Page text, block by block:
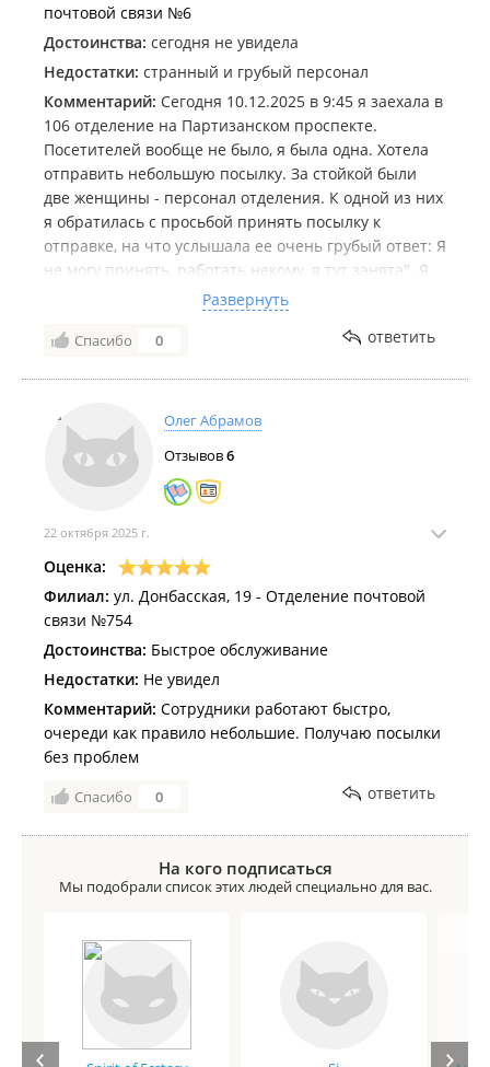
почтовой связи №6
Достоинства: сегодня не увидела
Недостатки: странный и грубый персонал
Комментарий: Сегодня 10.12.2025 в 9:45 я заехала в
106 отделение на Партизанском проспекте.
Посетителей вообще не было, я была одна. Хотела
отправить небольшую посылку. За стойкой были
две женщины - персонал отделения. К одной из них
я обратилась с просьбой принять посылку к
отправке, на что услышала ее очень грубый ответ: Я
не могу принять, работать некому, я тут занята". Я
спросила а когда можно отправить? Получила ответ:
"Я не знаю, когда будет персонал, тогда и
отправите, у нас работать некому". Я попросила
делают одолжение. Пожелание персоналу: Будьте
добрее, пожалуйста!
Развернуть
Спасибо 0 ответить
Олег Абрамов
Отзывов6
22 октября 2025 г.
Оценка:
Филиал: ул. Донбасская, 19 - Отделение почтовой
связи №754
Достоинства: Быстрое обслуживание
Недостатки: Не увидел
Комментарий: Сотрудники работают быстро,
очереди как правило небольшие. Получаю посылки
без проблем
Спасибо 0 ответить
На кого подписаться
Мы подобрали список этих людей специально для вас.